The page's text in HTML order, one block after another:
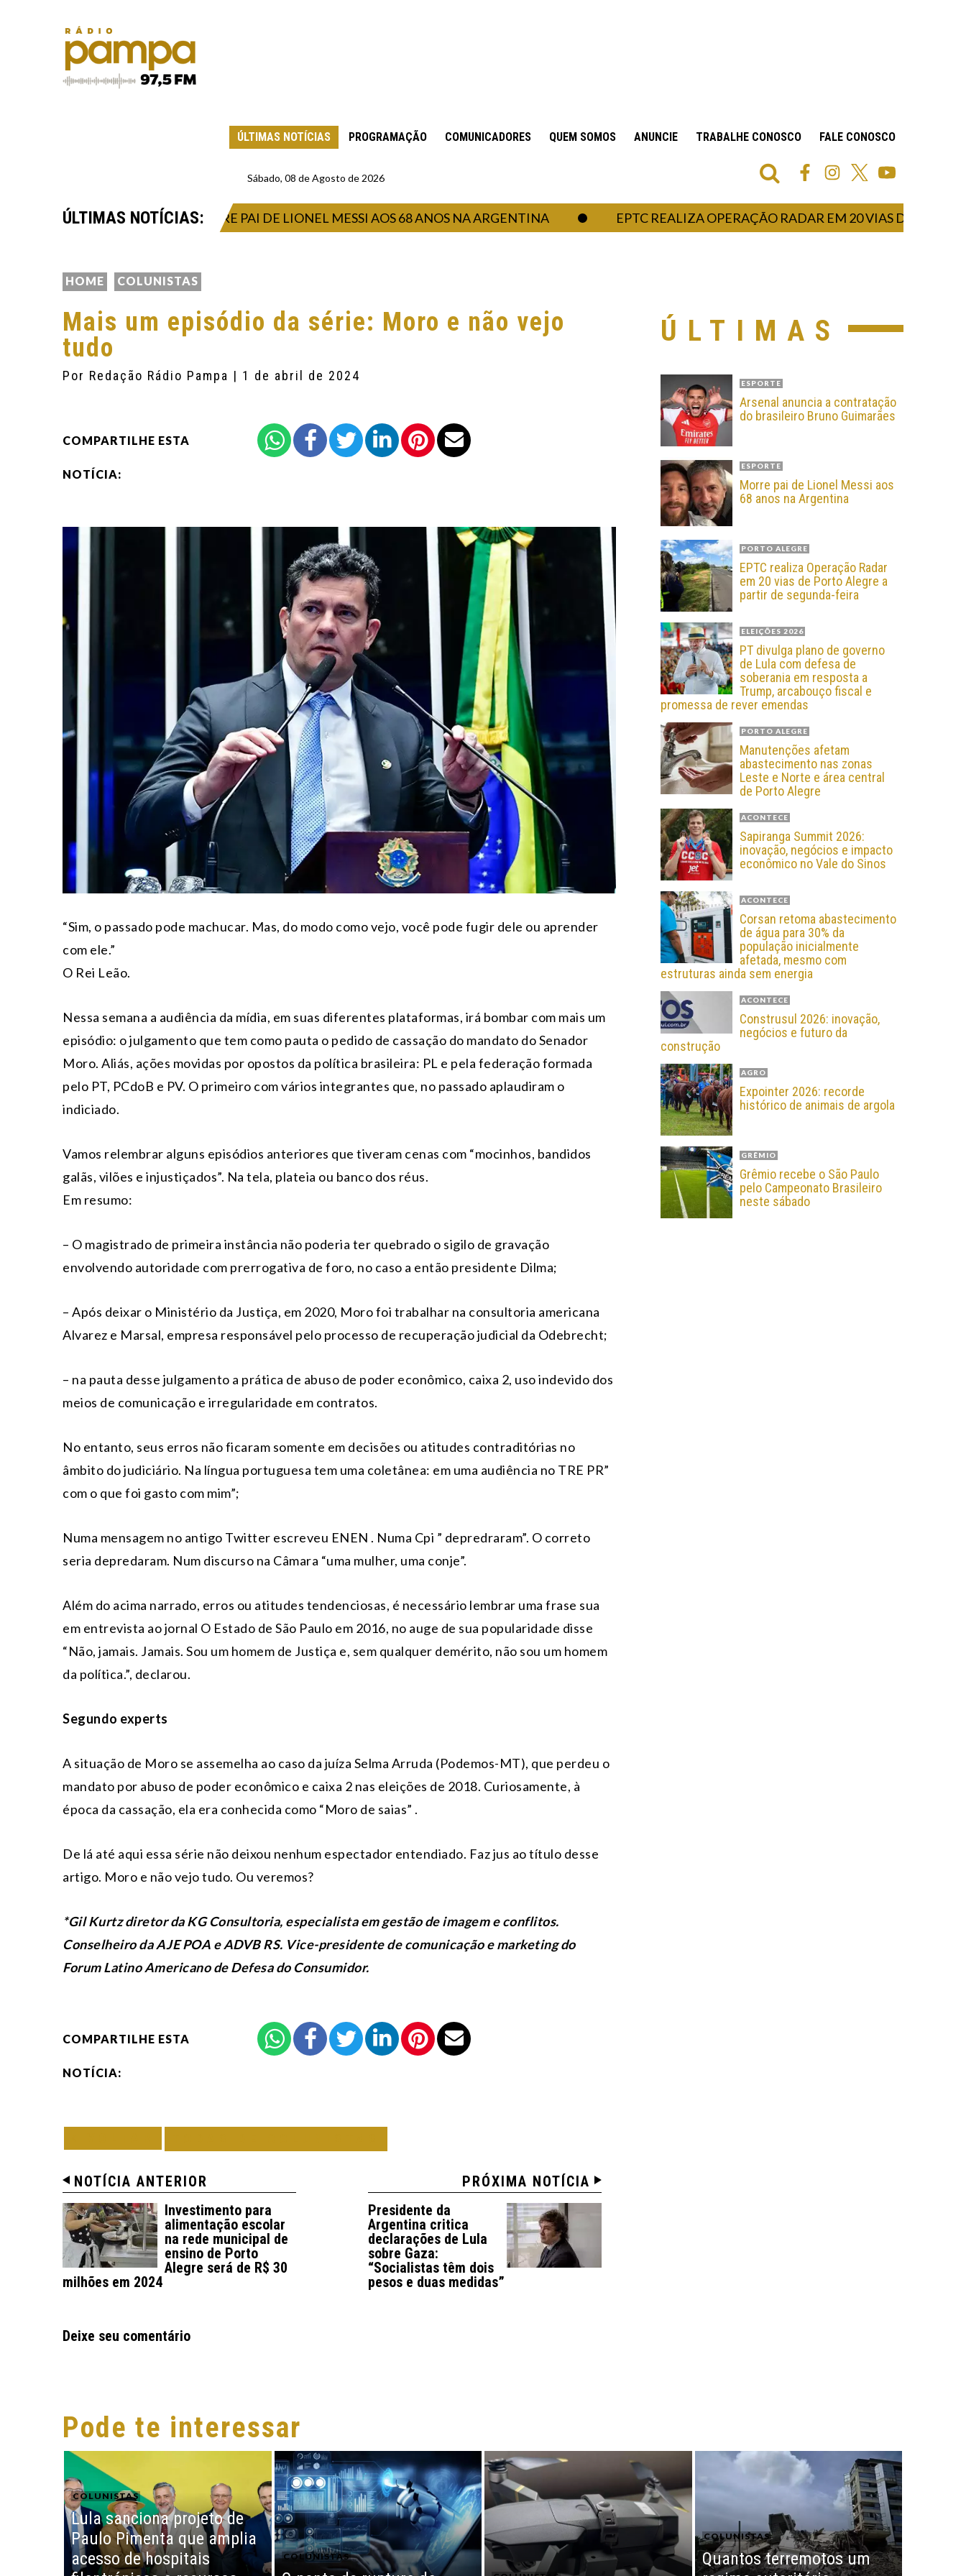
ÚLTIMAS NOTÍCIAS PROGRAMAÇÃO COMUNICADORES QUEM SOMOS ANUNCIE TRABALHE CONOSCO FALE CONOSCO
Sábado, 08 de Agosto de 2026
ÚLTIMAS NOTÍCIAS:
GUIMARÃES MORRE PAI DE LIONEL MESSI AOS 68 ANOS NA ARGENTINA EPTC REALIZA OPERAÇÃO RADAR EM 20 VIAS DE PORTO
HOME COLUNISTAS
Mais um episódio da série: Moro e não vejo
tudo
Por Redação Rádio Pampa | 1 de abril de 2024
COMPARTILHE ESTA
NOTÍCIA:
“Sim, o passado pode machucar. Mas, do modo como vejo, você pode fugir dele ou aprender
com ele.”
O Rei Leão.
Nessa semana a audiência da mídia, em suas diferentes plataformas, irá bombar com mais um
episódio: o julgamento que tem como pauta o pedido de cassação do mandato do Senador
Moro. Aliás, ações movidas por opostos da política brasileira: PL e pela federação formada
pelo PT, PCdoB e PV. O primeiro com vários integrantes que, no passado aplaudiram o
indiciado.
Vamos relembrar alguns episódios anteriores que tiveram cenas com “mocinhos, bandidos
galãs, vilões e injustiçados”. Na tela, plateia ou banco dos réus.
Em resumo:
– O magistrado de primeira instância não poderia ter quebrado o sigilo de gravação
envolvendo autoridade com prerrogativa de foro, no caso a então presidente Dilma;
– Após deixar o Ministério da Justiça, em 2020, Moro foi trabalhar na consultoria americana
Alvarez e Marsal, empresa responsável pelo processo de recuperação judicial da Odebrecht;
– na pauta desse julgamento a prática de abuso de poder econômico, caixa 2, uso indevido dos
meios de comunicação e irregularidade em contratos.
No entanto, seus erros não ficaram somente em decisões ou atitudes contraditórias no
âmbito do judiciário. Na língua portuguesa tem uma coletânea: em uma audiência no TRE PR”
com o que foi gasto com mim”;
Numa mensagem no antigo Twitter escreveu ENEN . Numa Cpi ” depredraram”. O correto
seria depredaram. Num discurso na Câmara “uma mulher, uma conje”.
Além do acima narrado, erros ou atitudes tendenciosas, é necessário lembrar uma frase sua
em entrevista ao jornal O Estado de São Paulo em 2016, no auge de sua popularidade disse
“Não, jamais. Jamais. Sou um homem de Justiça e, sem qualquer demérito, não sou um homem
da política.”, declarou.
Segundo experts
A situação de Moro se assemelha ao caso da juíza Selma Arruda (Podemos-MT), que perdeu o
mandato por abuso de poder econômico e caixa 2 nas eleições de 2018. Curiosamente, à
época da cassação, ela era conhecida como “Moro de saias” .
De lá até aqui essa série não deixou nenhum espectador entendiado. Faz jus ao título desse
artigo. Moro e não vejo tudo. Ou veremos?
*Gil Kurtz diretor da KG Consultoria, especialista em gestão de imagem e conflitos.
Conselheiro da AJE POA e ADVB RS. Vice-presidente de comunicação e marketing do
Forum Latino Americano de Defesa do Consumidor.
COMPARTILHE ESTA
NOTÍCIA:
NOTÍCIA ANTERIOR
Investimento para
alimentação escolar
na rede municipal de
ensino de Porto
Alegre será de R$ 30
milhões em 2024
PRÓXIMA NOTÍCIA
Presidente da
Argentina critica
declarações de Lula
sobre Gaza:
“Socialistas têm dois
pesos e duas medidas”
Deixe seu comentário
ÚLTIMAS
ESPORTE
Arsenal anuncia a contratação
do brasileiro Bruno Guimarães
ESPORTE
Morre pai de Lionel Messi aos
68 anos na Argentina
PORTO ALEGRE
EPTC realiza Operação Radar
em 20 vias de Porto Alegre a
partir de segunda-feira
ELEIÇÕES 2026
PT divulga plano de governo
de Lula com defesa de
soberania em resposta a
Trump, arcabouço fiscal e
promessa de rever emendas
PORTO ALEGRE
Manutenções afetam
abastecimento nas zonas
Leste e Norte e área central
de Porto Alegre
ACONTECE
Sapiranga Summit 2026:
inovação, negócios e impacto
econômico no Vale do Sinos
ACONTECE
Corsan retoma abastecimento
de água para 30% da
população inicialmente
afetada, mesmo com
estruturas ainda sem energia
ACONTECE
Construsul 2026: inovação,
negócios e futuro da
construção
AGRO
Expointer 2026: recorde
histórico de animais de argola
GRÊMIO
Grêmio recebe o São Paulo
pelo Campeonato Brasileiro
neste sábado
Pode te interessar
COLUNISTAS
Lula sanciona projeto de
Paulo Pimenta que amplia
acesso de hospitais
COLUNISTAS
COLUNISTAS
Quantos terremotos um